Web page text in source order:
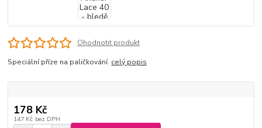
Ohodnotit produkt
Speciální příze na paličkování. celý popis
178 Kč
147 Kč bez DPH